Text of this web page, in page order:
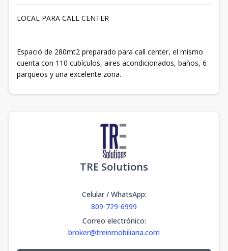
LOCAL PARA CALL CENTER
Espació de 280mt2 preparado para call center, el mismo
cuenta con 110 cubículos, aires acondicionados, baños, 6
parqueos y una excelente zona.
TRE Solutions
Celular / WhatsApp:
809-729-6999
Correo electrónico:
broker@treinmobiliaria.com